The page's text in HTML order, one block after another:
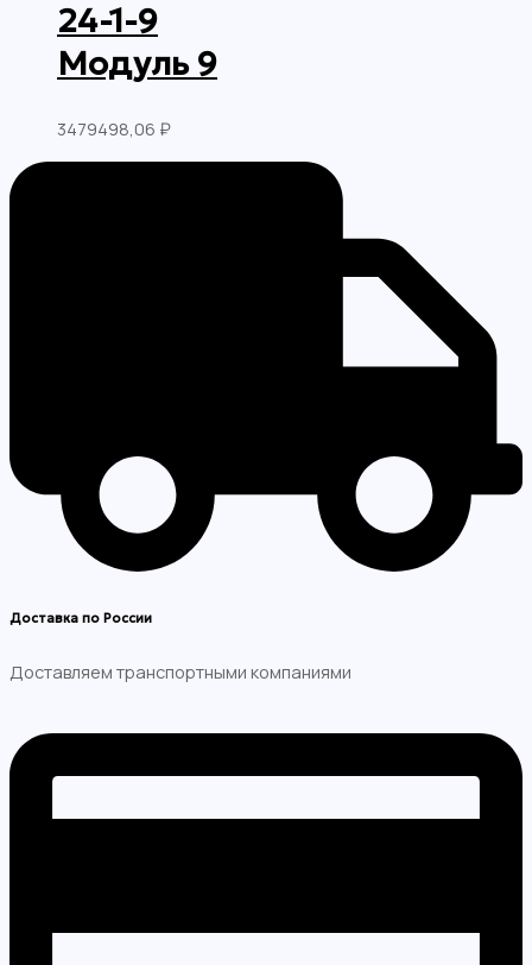
24-1-9
Модуль 9
3479498,06 ₽
Доставка по России
Доставляем транспортными компаниями